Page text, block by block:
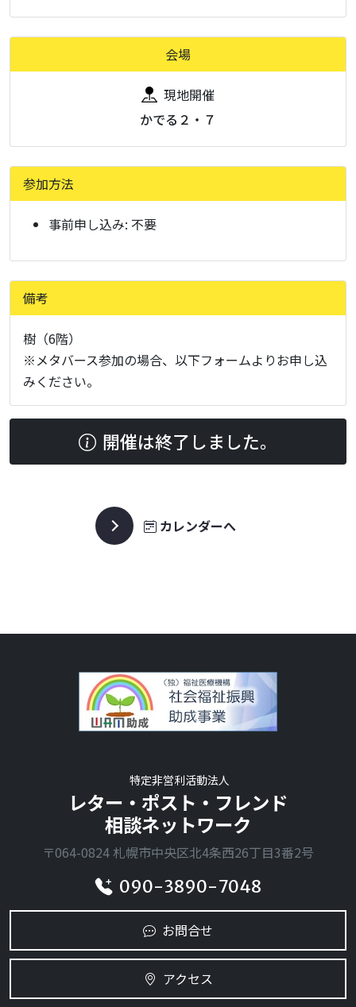
会場
現地開催
かでる２・７
参加方法
事前申し込み: 不要
備考
樹（6階）
※メタバース参加の場合、以下フォームよりお申し込
みください。
開催は終了しました。
カレンダーへ
特定非営利活動法人
レター・ポスト・フレンド
相談ネットワーク
〒064-0824 札幌市中央区北4条西26丁目3番2号
090-3890-7048
お問合せ
アクセス